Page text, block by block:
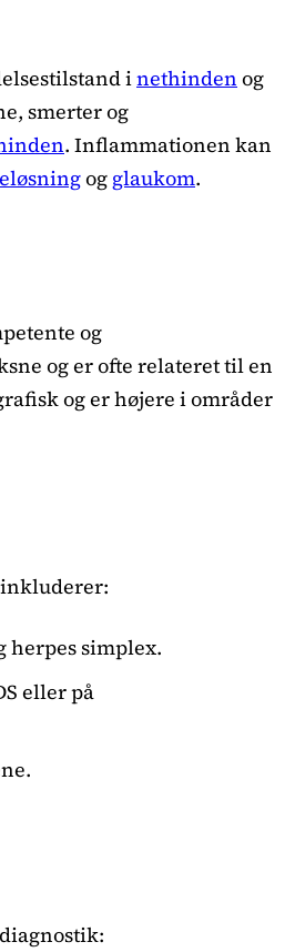
inethinden og
smerter og
. Inflammationen kan
og glaukom.
og
og er ofte relateret til en
og er højere i områder
herpes simplex.
eller på